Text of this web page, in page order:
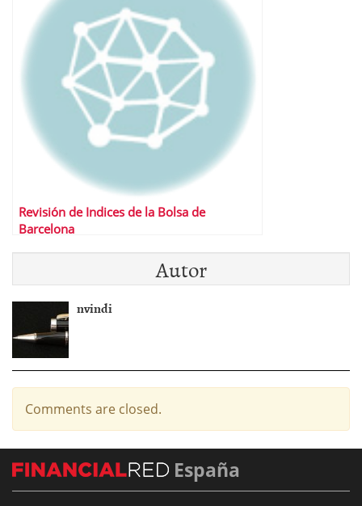
Revisión de Indices de la Bolsa de
Barcelona
Autor
nvindi
Comments are closed.
España